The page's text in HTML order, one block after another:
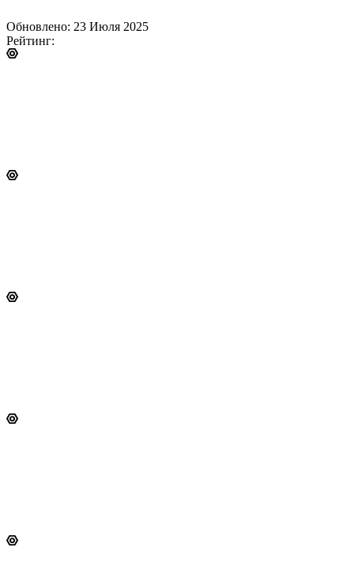
Обновлено: 23 Июля 2025
Рейтинг: